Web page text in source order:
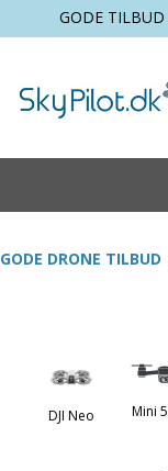
GODE
GODE DRONE TILBUD
DJI Neo Mini